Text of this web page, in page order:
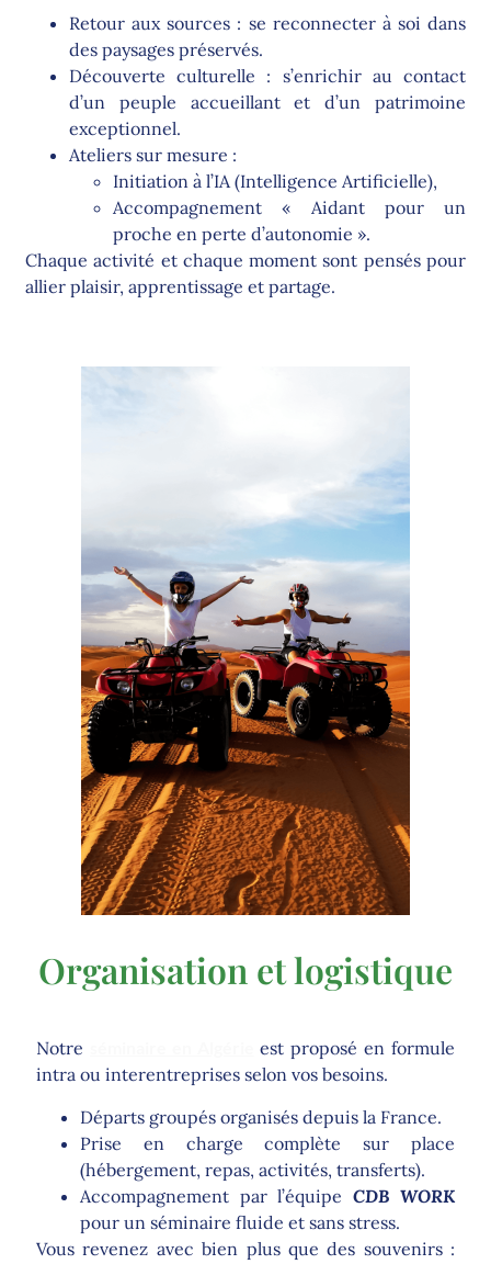
Retour aux sources : se reconnecter à soi dans
des paysages préservés.
Découverte culturelle : s’enrichir au contact
d’un peuple accueillant et d’un patrimoine
exceptionnel.
Ateliers sur mesure :
Initiation à l’IA (Intelligence Artificielle),
Accompagnement « Aidant pour un
proche en perte d’autonomie ».
Chaque activité et chaque moment sont pensés pour
allier plaisir, apprentissage et partage.
Organisation et logistique
Notre
est proposé en formule
intra ou interentreprises selon vos besoins.
Départs groupés organisés depuis la France.
Prise en charge complète sur place
(hébergement, repas, activités, transferts).
Accompagnement par l’équipe CDB WORK
pour un séminaire fluide et sans stress.
Vous revenez avec bien plus que des souvenirs :